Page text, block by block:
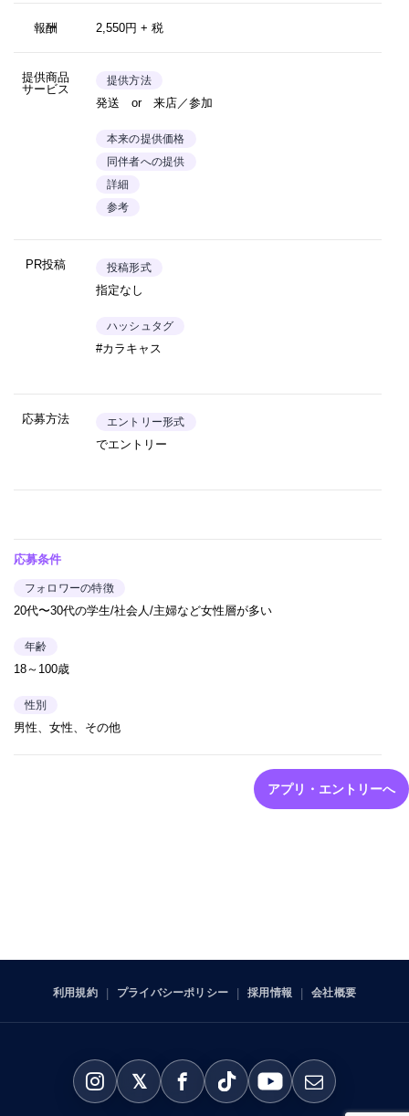
報酬 2,550円 + 税
提供商品
サービス
提供方法
発送 or 来店／参加
本来の提供価格
同伴者への提供
詳細
参考
PR投稿 投稿形式
指定なし
ハッシュタグ
#カラキャス
応募方法 エントリー形式
でエントリー
応募条件
フォロワーの特徴
20代〜30代の学生/社会人/主婦など女性層が多い
年齢
18～100歳
性別
男性、女性、その他
アプリ・エントリーへ
利用規約 プライバシーポリシー 採用情報 会社概要